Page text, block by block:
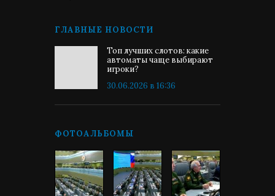
ГЛАВНЫЕ НОВОСТИ
Топ лучших слотов: какие
автоматы чаще выбирают
игроки?
30.06.2026 в 16:36
ФОТОАЛЬБОМЫ